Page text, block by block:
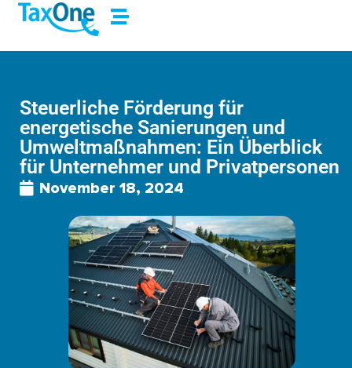
Steuerliche Förderung für
energetische Sanierungen und
Umweltmaßnahmen: Ein Überblick
für Unternehmer und Privatpersonen
November 18, 2024